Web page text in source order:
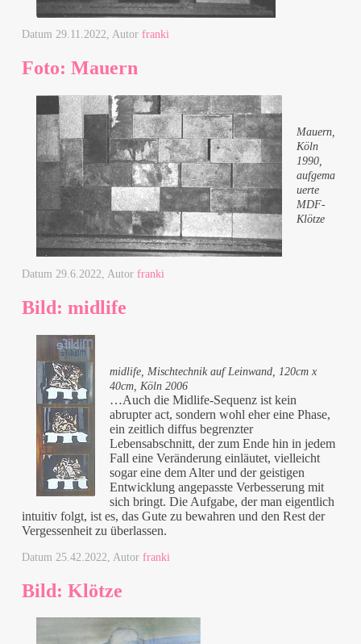
Datum29.11.2022, Autorfranki
Foto: Mauern
Mauern,
Köln
1990,
aufgema
uerte
MDF-
Klötze
Datum 29.6.2022 , Autorfranki
Bild: midlife
midlife, Mischtechnik auf Leinwand, 120cm x
40cm, Köln 2006
…Auch die Midlife-Sequenz ist kein
abrupter act, sondern wohl eher eine Phase,
ein zeitlich diffus begrenzter
Lebensabschnitt, der zum Ende hin in jedem
Fall eine Veränderung einläutet, vielleicht
sogar eine dem Alter und der geistigen
Entwicklung angepasste Verbesserung mit
sich bringt. Die Aufgabe, der man eigentlich
intuitiv folgt, ist es, das Gute zu bewahren und den Rest der
Vergessenheit zu überlassen.
Datum 25.42.2022 , Autorfranki
Bild: Klötze